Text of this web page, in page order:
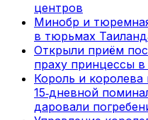
центров
Минобр и
в тюрьмах
Открыли приём
праху принцессы в
Король и королева
15‑дневной
даровали